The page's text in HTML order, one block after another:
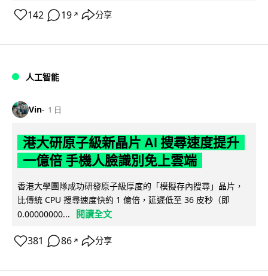
142 19 ↗ 分享
人工智能
Vin 1 日
港大研原子級新晶片 AI 搜尋速度提升
一億倍 手機人臉識別免上雲端
香港大學團隊成功研發原子級厚度的「模擬存內搜尋」晶片，
比傳統 CPU 搜尋速度快約 1 億倍，延遲低至 36 皮秒（即
0.00000000...
閱讀全文
381 86 ↗ 分享